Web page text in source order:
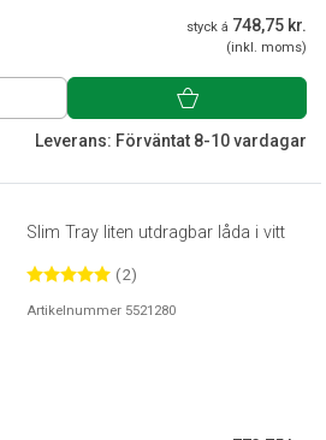
styck á 748,75 kr.
(inkl. moms)
Leverans: Förväntat 8-10 vardagar
Slim Tray liten utdragbar låda i vitt
(2)
Artikelnummer 5521280